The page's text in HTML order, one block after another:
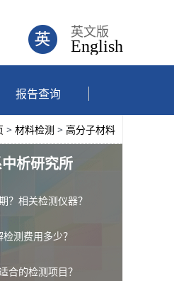
英文版
English
报告查询
> 材料检测 > 高分子材料
析研究所
？相关检测仪器？
测费用多少？
合的检测项目？